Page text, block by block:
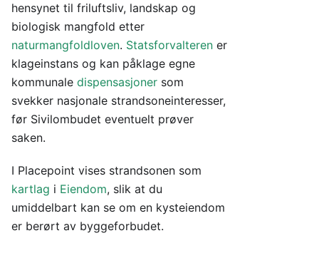
hensynet til friluftsliv, landskap og
biologisk mangfold etter
naturmangfoldloven. Statsforvalteren er
klageinstans og kan påklage egne
kommunale dispensasjoner som
svekker nasjonale strandsoneinteresser,
før Sivilombudet eventuelt prøver
saken.
I Placepoint vises strandsonen som
kartlag i Eiendom, slik at du
umiddelbart kan se om en kysteiendom
er berørt av byggeforbudet.